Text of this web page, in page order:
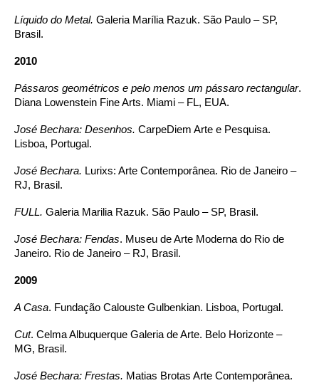
Líquido do Metal. Galeria Marília Razuk. São Paulo – SP,
Brasil.
2010
Pássaros geométricos e pelo menos um pássaro rectangular.
Diana Lowenstein Fine Arts. Miami – FL, EUA.
José Bechara: Desenhos. CarpeDiem Arte e Pesquisa.
Lisboa, Portugal.
José Bechara. Lurixs: Arte Contemporânea. Rio de Janeiro –
RJ, Brasil.
FULL. Galeria Marilia Razuk. São Paulo – SP, Brasil.
José Bechara: Fendas. Museu de Arte Moderna do Rio de
Janeiro. Rio de Janeiro – RJ, Brasil.
2009
A Casa. Fundação Calouste Gulbenkian. Lisboa, Portugal.
Cut. Celma Albuquerque Galeria de Arte. Belo Horizonte –
MG, Brasil.
José Bechara: Frestas. Matias Brotas Arte Contemporânea.